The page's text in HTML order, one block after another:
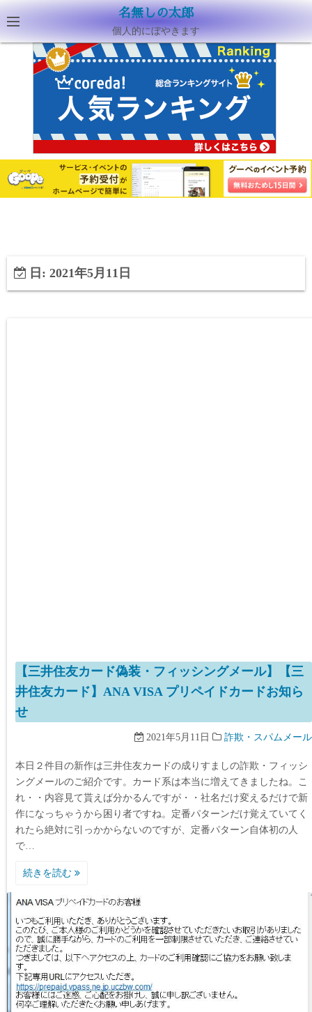
名無しの太郎
個人的にぼやきます
日: 2021年5月11日
【三井住友カード偽装・フィッシングメール】【三
井住友カード】ANA VISA プリペイドカードお知ら
せ
2021年5月11日 詐欺・スパムメール
本日２件目の新作は三井住友カードの成りすましの詐欺・フィッシ
ングメールのご紹介です。カード系は本当に増えてきましたね。こ
れ・・内容見て貰えば分かるんですが・・社名だけ変えるだけで新
作になっちゃうから困り者ですね。定番パターンだけ覚えていてく
れたら絶対に引っかからないのですが、定番パターン自体初の人
で…
続きを読む